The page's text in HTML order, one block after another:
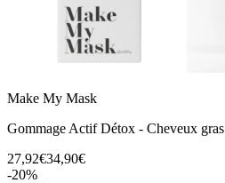
Make My Mask
Gommage Actif Détox - Cheveux
27,92€34,90€
-20%